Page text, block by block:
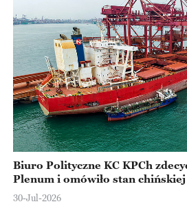
Biuro Polityczne KC KPCh
Plenum i omówiło stan
30-Jul-2026